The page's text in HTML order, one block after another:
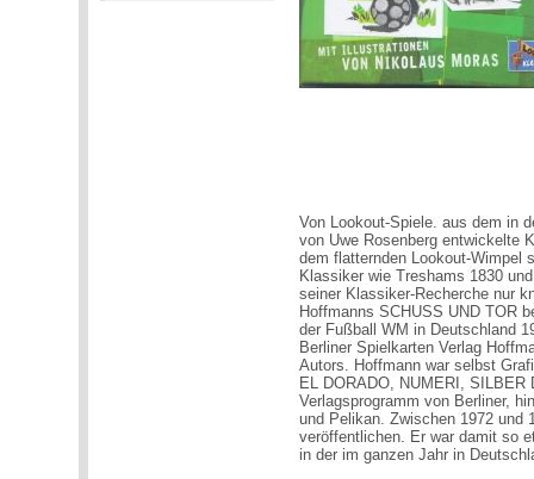
Von Lookout-Spiele. aus dem in
von Uwe Rosenberg entwickelte
dem flatternden Lookout-Wimpel
Klassiker wie Treshams 1830
seiner Klassiker-Recherche nur
Hoffmanns SCHUSS UND TOR
der Fußball WM in Deutschland
Berliner Spielkarten Verlag
Autors. Hoffmann war selbst
EL DORADO, NUMERI, SILBER
Verlagsprogramm von Berliner,
und Pelikan. Zwischen 1972 und
veröffentlichen. Er war damit so
in der im ganzen Jahr in